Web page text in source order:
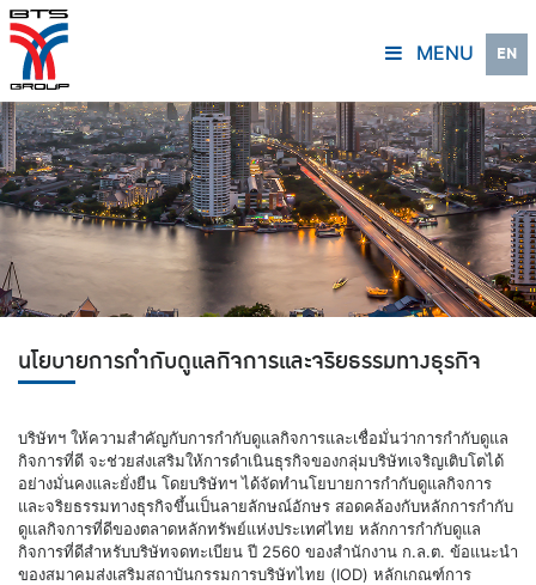
MENU EN
นโยบายการกำกับดูแลกิจการและจริยธรรมทางธุรกิจ
บริษัทฯ ให้ความสำคัญกับการกำกับดูแลกิจการและเชื่อมั่นว่าการกำกับดูแล
กิจการที่ดี จะช่วยส่งเสริมให้การดำเนินธุรกิจของกลุ่มบริษัทเจริญเติบโตได้
อย่างมั่นคงและยั่งยืน โดยบริษัทฯ ได้จัดทำนโยบายการกำกับดูแลกิจการ
และจริยธรรมทางธุรกิจขึ้นเป็นลายลักษณ์อักษร สอดคล้องกับหลักการกำกับ
ดูแลกิจการที่ดีของตลาดหลักทรัพย์แห่งประเทศไทย หลักการกำกับดูแล
กิจการที่ดีสำหรับบริษัทจดทะเบียน ปี 2560 ของสำนักงาน ก.ล.ต. ข้อแนะนำ
ของสมาคมส่งเสริมสถาบันกรรมการบริษัทไทย (IOD) หลักเกณฑ์การ